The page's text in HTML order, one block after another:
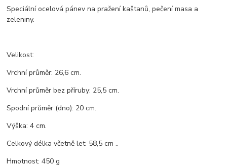
Speciální ocelová pánev na pražení kaštanů, pečení masa a
zeleniny.
Velikost:
Vrchní průměr: 26,6 cm.
Vrchní průměr bez příruby: 25,5 cm.
Spodní průměr (dno): 20 cm.
Výška: 4 cm.
Celkový délka včetně let: 58,5 cm ..
Hmotnost: 450 g